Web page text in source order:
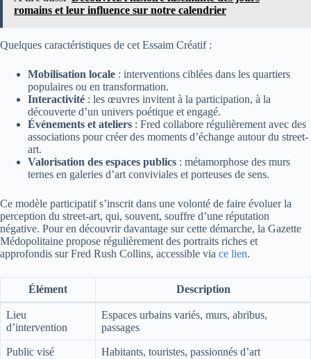
romains et leur influence sur notre calendrier
Quelques caractéristiques de cet Essaim Créatif :
Mobilisation locale : interventions ciblées dans les quartiers
populaires ou en transformation.
Interactivité : les œuvres invitent à la participation, à la
découverte d’un univers poétique et engagé.
Événements et ateliers : Fred collabore régulièrement avec des
associations pour créer des moments d’échange autour du street-
art.
Valorisation des espaces publics : métamorphose des murs
ternes en galeries d’art conviviales et porteuses de sens.
Ce modèle participatif s’inscrit dans une volonté de faire évoluer la
perception du street-art, qui, souvent, souffre d’une réputation
négative. Pour en découvrir davantage sur cette démarche, la Gazette
Médopolitaine propose régulièrement des portraits riches et
approfondis sur Fred Rush Collins, accessible via ce lien.
Élément Description
Lieu
d’intervention
Espaces urbains variés, murs, abribus,
passages
Public visé Habitants, touristes, passionnés d’art